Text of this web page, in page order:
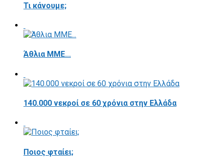
Τι κάνουμε;
Άθλια ΜΜΕ...
140.000 νεκροί σε 60 χρόνια στην Ελλάδα
Ποιος φταίει;